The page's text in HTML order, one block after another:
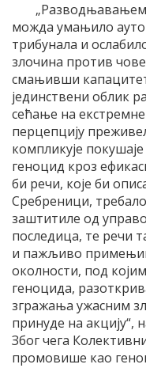
„Разводњавањем
можда умањило
трибунала и
злочина против
смањивши
јединствени облик
сећање на
перцепцију
компликује
геноцид кроз
би речи, које би
Сребреници,
заштитиле од
последица, те речи
и пажљиво
околности, под
геноцида,
згражања ужасним
принуде на акцију“,
Због чега
промовише као